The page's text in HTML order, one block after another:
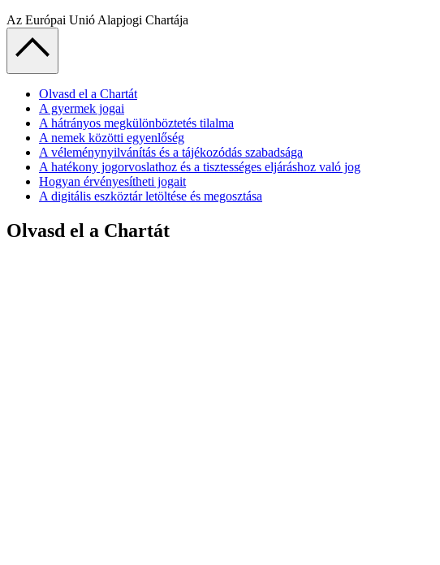
Az Európai Unió Alapjogi Chartája
Olvasd el a Chartát
A gyermek jogai
A hátrányos megkülönböztetés tilalma
A nemek közötti egyenlőség
A véleménynyilvánítás és a tájékozódás szabadsága
A hatékony jogorvoslathoz és a tisztességes eljáráshoz való jog
Hogyan érvényesítheti jogait
A digitális eszköztár letöltése és megosztása
Olvasd el a Chartát